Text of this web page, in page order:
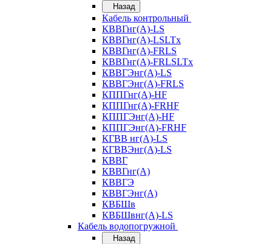
Назад
Кабель контрольный
КВВГнг(А)-LS
КВВГнг(А)-LSLTx
КВВГнг(А)-FRLS
КВВГнг(А)-FRLSLTx
КВВГЭнг(А)-LS
КВВГЭнг(А)-FRLS
КППГнг(А)-HF
КППГнг(А)-FRHF
КППГЭнг(А)-HF
КППГЭнг(А)-FRHF
КГВВ нг(А)-LS
КГВВЭнг(А)-LS
КВВГ
КВВГнг(А)
КВВГЭ
КВВГЭнг(А)
КВБШв
КВБШвнг(А)-LS
Кабель водопогружной
Назад